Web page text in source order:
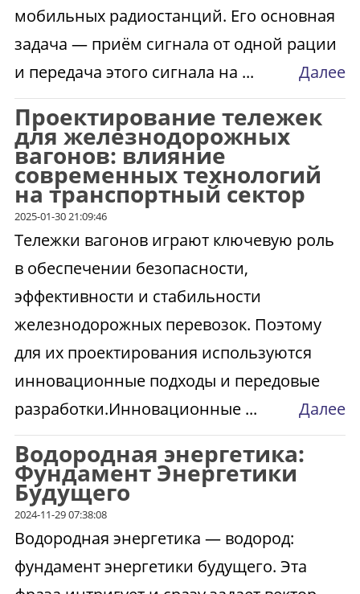
мобильных радиостанций. Его основная
задача — приём сигнала от одной рации
и передача этого сигнала на ...
Далее
Проектирование тележек
для железнодорожных
вагонов: влияние
современных технологий
на транспортный сектор
2025-01-30 21:09:46
Тележки вагонов играют ключевую роль
в обеспечении безопасности,
эффективности и стабильности
железнодорожных перевозок. Поэтому
для их проектирования используются
инновационные подходы и передовые
разработки.Инновационные ...
Далее
Водородная энергетика:
Фундамент Энергетики
Будущего
2024-11-29 07:38:08
Водородная энергетика — водород:
фундамент энергетики будущего. Эта